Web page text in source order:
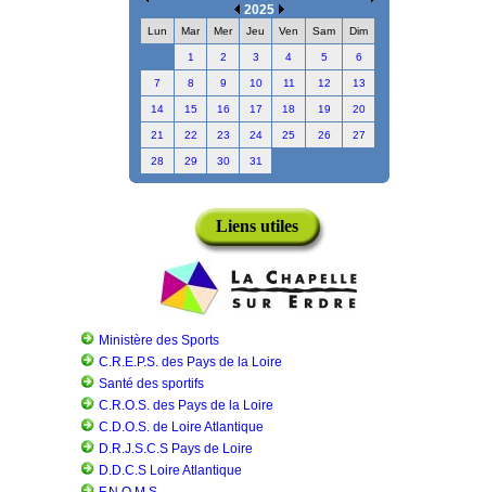
2025
Lun Mar Mer Jeu Ven Sam Dim
1 2 3 4 5 6
7 8 9 10 11 12 13
14 15 16 17 18 19 20
21 22 23 24 25 26 27
28 29 30 31
Liens utiles
Ministère des Sports
C.R.E.P.S. des Pays de la Loire
Santé des sportifs
C.R.O.S. des Pays de la Loire
C.D.O.S. de Loire Atlantique
D.R.J.S.C.S Pays de Loire
D.D.C.S Loire Atlantique